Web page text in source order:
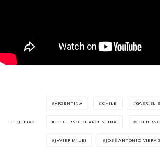
ETIQUETAS
ARGENTINA CHILE GABRIEL
GOBIERNO DE ARGENTINA
JAVIER MILEI JOSÉ ANTONIO VIERA